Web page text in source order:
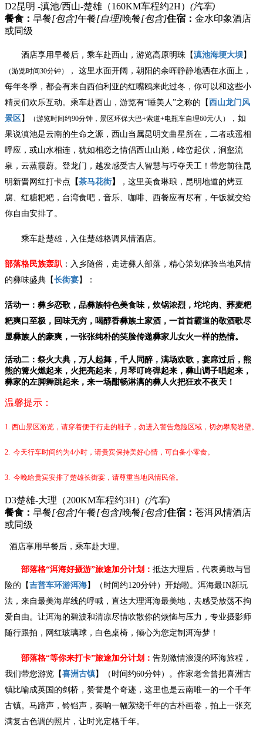
D2昆明 -滇池/西山-楚雄（160KM车程约2H） (汽车)
餐食： 早餐[包含]午餐[自理]晚餐[包含]住宿： 金水印象酒店
或同级
酒店享用早餐后，乘车赴西山，游览高原明珠【滇池海埂大坝 】
（游览时间30分钟） ，
这里水面开阔，朝阳的余晖静静地洒在水面上，
每年冬季，都会有来自西伯利亚的红嘴鸥来此过冬，你可以和这些小
精灵们欢乐互动。乘车赴西山，游览有“睡美人”之称的【西山龙门风
景区 】 （游览时间约90分钟，景区环保大巴+索道+电瓶车自理60元/人）
，如
果说滇池是云南的生命之源，西山当属昆明文曲星所在，二者或遥相
呼应，或山水相连，犹如相恋之情侣西山山巅，峰峦起伏，涧壑流
泉，云蒸霞蔚。登龙门，越发感受古人智慧与巧夺天工！带您前往昆
明新晋网红打卡点 【茶马花街】
，这里美食琳琅，昆明地道的烤豆
腐、红糖粑粑，台湾食吧，音乐、咖啡、西餐应有尽有，午饭就交给
你自由安排了。
乘车赴楚雄，入住楚雄格调风情酒店。
部落格民族轰趴 ：入乡随俗，走进彝人部落，精心策划体验当地风情
的彝味盛典【长街宴】：
活动一：彝乡恋歌，品彝族特色美食味，炊锅浓烈，坨坨肉、荞麦粑
粑爽口至极，回味无穷，喝醇香彝族土家酒，一首首霸道的敬酒歌尽
显彝族人的豪爽，一张张纯朴的笑脸传递彝家儿女火一样的热情。
活动二：祭火大典，万人起舞，千人同醉，满场欢歌，宴席过后，熊
熊的篝火燃起来，火把亮起来，月琴叮咚弹起来，彝山调子唱起来，
彝家的左脚舞跳起来，来一场酣畅淋漓的彝人火把狂欢不夜天！
温馨提示：
1. 西山景区游览，请穿着便于行走的鞋子，勿进入警告危险区域，切勿攀爬岩壁。
2. 今天行车时间约为4小时，请贵宾保持美好心情，可自备小零食。
3. 今晚给贵宾安排了楚雄长街宴，请尊重当地风情民俗。
D3楚雄-大理（200KM车程约3H） (汽车)
餐食： 早餐[包含]午餐[包含]晚餐[包含]住宿： 苍洱风情酒店
或同级
酒店享用早餐后，乘车赴大理。
部落格“洱海好摄游”旅途加分计划： 抵达大理后，代表勇敢与冒
险的【吉普车环游洱海】（时间约120分钟）开始啦。洱海最IN新玩
法，来自最美海岸线的呼喊，直达大理洱海最美地，去感受放荡不拘
爱自由。让洱海的碧波和清凉尽情吹散你的烦恼与压力，专业摄影师
随行跟拍，网红玻璃球，白色桌椅，倾心为您定制洱海梦！
部落格“等你来打卡”旅途加分计划： 告别激情浪漫的环海旅程，
我们带您游览【喜洲古镇】（时间约60分钟）。作家老舍曾把喜洲古
镇比喻成英国的剑桥，赞誉是个奇迹，这里也是云南唯一的一个千年
古镇。马蹄声，铃铛声，奏响一幅萦绕千年的古朴画卷，拍上一张充
满复古色调的照片，让时光定格千年。